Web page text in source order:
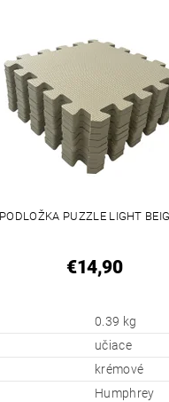
PUZZLE LIGHT
€14,90
0.39 kg
učiace
krémové
Humphrey